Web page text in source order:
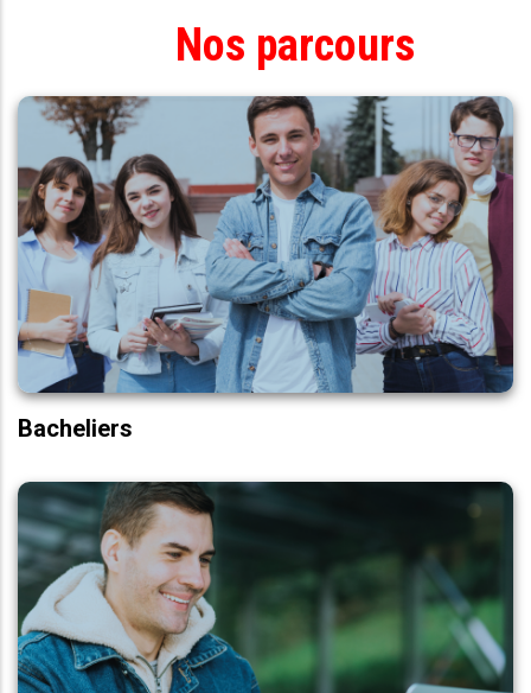
Nos parcours
BAC+3
Management des Organisations
Développement Commercial
Marketing Digital
Finance & Comptabilité
BAC+5
Bacheliers
BAC+5
Transformation Digitale
Marketing & Com. Digitale
Comptabilité, Contrôle, Audit
E-Logistique